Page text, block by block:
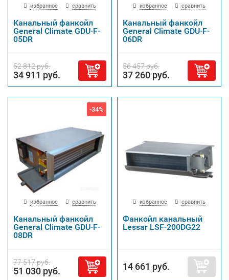
избранное сравнить
Канальный фанкойл
General Climate GDU-F-
05DR
52 812 руб.
34 911 руб.
избранное сравнить
Канальный фанкойл
General Climate GDU-F-
06DR
56 457 руб.
37 260 руб.
-34%
избранное сравнить
Канальный фанкойл
General Climate GDU-F-
08DR
77 517 руб.
51 030 руб.
избранное сравнить
Фанкойл канальный
Lessar LSF-200DG22
14 661 руб.